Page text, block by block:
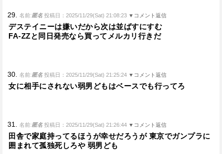
29. 名前:匿名 投稿日：2025/11/29(Sat) 21:08:23 ▼コメント返信
デステイニーは嫌いだから次は並ばすにすむ
FA-ZZと同日発売なら買ってメルカリ行きだ
30. 名前:匿名 投稿日：2025/11/29(Sat) 21:25:24 ▼コメント返信
女に相手にされない弱男どもはベースでも行ってろ
31. 名前:匿名 投稿日：2025/11/29(Sat) 21:26:44 ▼コメント返信
田舎で家庭持ってるほうが幸せだろうが 東京でガンプラに
囲まれて孤独死しろや 弱男ども